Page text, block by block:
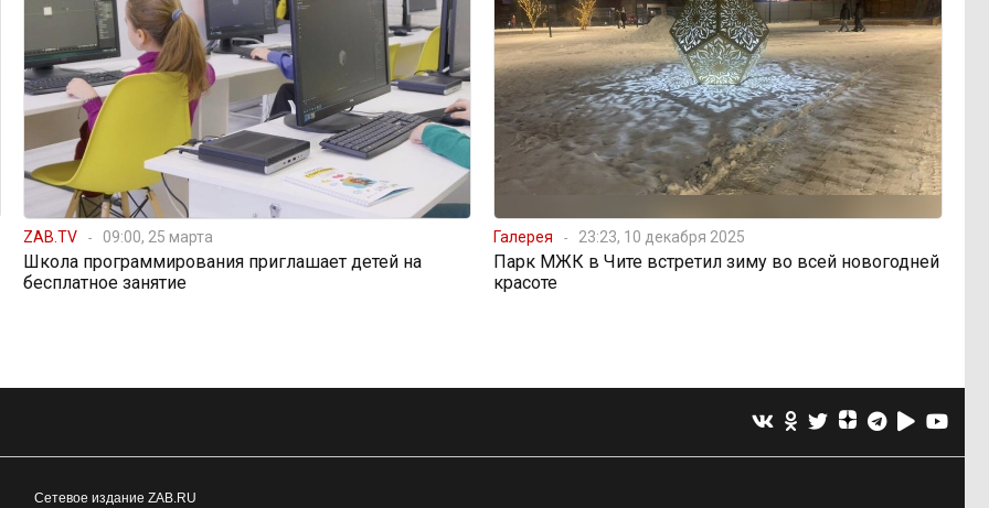
ZAB.TV 09:00, 25 марта
Школа программирования приглашает детей на
бесплатное занятие
Галерея 23:23, 10 декабря 2025
Парк МЖК в Чите встретил зиму во всей новогодней
красоте
Сетевое издание ZAB.RU